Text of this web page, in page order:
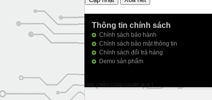
Thông tin chính sách
Chính sách bảo hành
Chính sách bảo mật thông tin
Chính sách đổi trả hàng
Demo sản phẩm
máy chấm công ronald jack |